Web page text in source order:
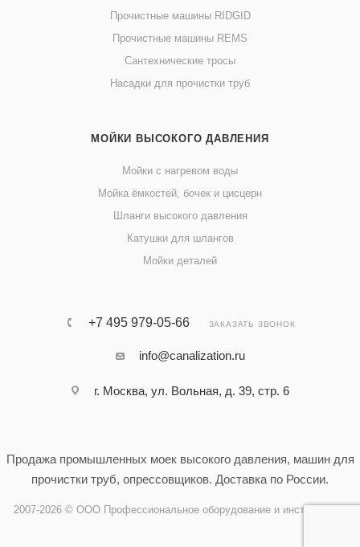
Прочистные машины RIDGID
Прочистные машины REMS
Сантехнические тросы
Насадки для прочистки труб
МОЙКИ ВЫСОКОГО ДАВЛЕНИЯ
Мойки с нагревом воды
Мойка ёмкостей, бочек и цисцерн
Шланги высокого давления
Катушки для шлангов
Мойки деталей
+7 495 979-05-66 ЗАКАЗАТЬ ЗВОНОК
info@canalization.ru
г. Москва, ул. Вольная, д. 39, стр. 6
Продажа промышленных моек высокого давления, машин для
прочистки труб, опрессовщиков. Доставка по России.
2007-2026 © ООО Профессиональное оборудование и инструменты